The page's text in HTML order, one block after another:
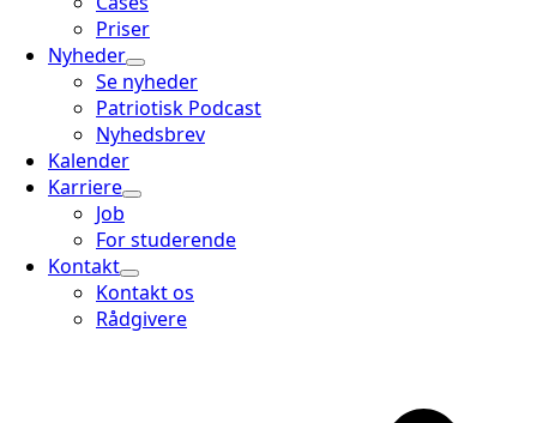
Priser
Nyheder
Se nyheder
Patriotisk Podcast
Nyhedsbrev
Kalender
Karriere
Job
For studerende
Kontakt
Kontakt os
Rådgivere